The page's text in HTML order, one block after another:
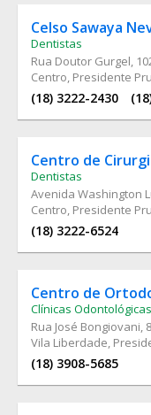
Celso Sawaya
Dentistas
Rua Doutor Gurgel,
Centro, Presidente
(18) 3222-2430
Centro de
Dentistas
Avenida Washington
Centro, Presidente
(18) 3222-6524
Centro de
Clínicas Odontológicas
Rua José Bongiovani,
Vila Liberdade,
(18) 3908-5685